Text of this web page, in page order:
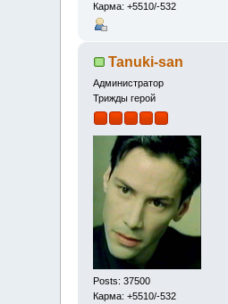
Карма: +5510/-532
Tanuki-san
Администратор
Трижды герой
Posts: 37500
Карма: +5510/-532